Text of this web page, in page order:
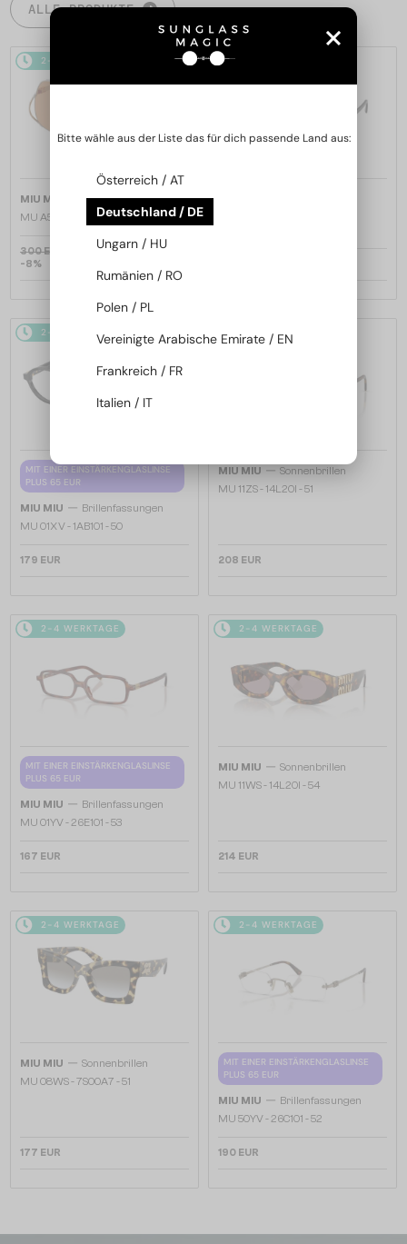
ALLE PRODUKTE
2-4 WERKTAGE
MIU MIU
Sonnenbrillen
MU A55S - ​1BC90Q - ​57
300 EUR
-8%
2-4 WERKTAGE
MIT EINER EINSTÄRKENGLASLINSE
PLUS 65 EUR
MIU MIU — Brillenfassungen
MU 01XV - 1AB1O1 - 50
179 EUR
2-4 WERKTAGE
MIU MIU—Sonnenbrillen
MU 11ZS - 14L20I - 51
208 EUR
2-4 WERKTAGE
MIT EINER EINSTÄRKENGLASLINSE
PLUS 65 EUR
MIU MIU — Brillenfassungen
MU 01YV - 26E1O1 - 53
167 EUR
2-4 WERKTAGE
MIU MIU — Sonnenbrillen
MU 11WS - 14L20I - 54
214 EUR
2-4 WERKTAGE
MIU MIU — Sonnenbrillen
MU 08WS - 7S00A7 - 51
177 EUR
2-4 WERKTAGE
MIT EINER EINSTÄRKENGLASLINSE
PLUS 65 EUR
MIU MIU — Brillenfassungen
MU 50YV - 26C1O1 - 52
190 EUR
Bitte wähle aus der Liste das für dich passende Land aus:
Österreich / AT
Deutschland / DE
Ungarn / HU
Rumänien / RO
Polen / PL
Vereinigte Arabische Emirate / EN
Frankreich / FR
Italien / IT